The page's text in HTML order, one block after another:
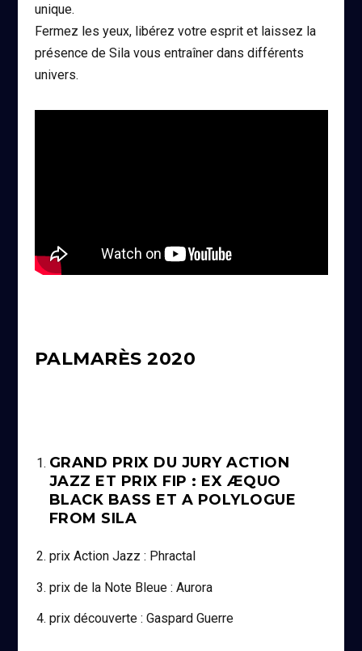
unique.
Fermez les yeux, libérez votre esprit et laissez la
présence de Sila vous entraîner dans différents
univers.
PALMARÈS 2020
GRAND PRIX DU JURY ACTION
JAZZ ET PRIX FIP : EX ÆQUO
BLACK BASS ET A POLYLOGUE
FROM SILA
prix Action Jazz : Phractal
prix de la Note Bleue : Aurora
prix découverte : Gaspard Guerre